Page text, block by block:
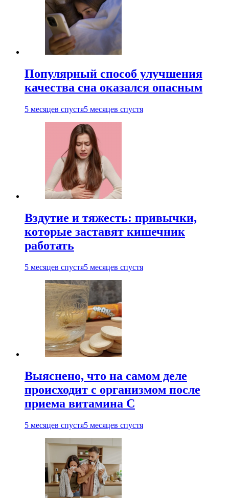
Популярный способ улучшения
качества сна оказался опасным
5 месяцев спустя5 месяцев спустя
Вздутие и тяжесть: привычки,
которые заставят кишечник
работать
5 месяцев спустя5 месяцев спустя
Выяснено, что на самом деле
происходит с организмом после
приема витамина С
5 месяцев спустя5 месяцев спустя